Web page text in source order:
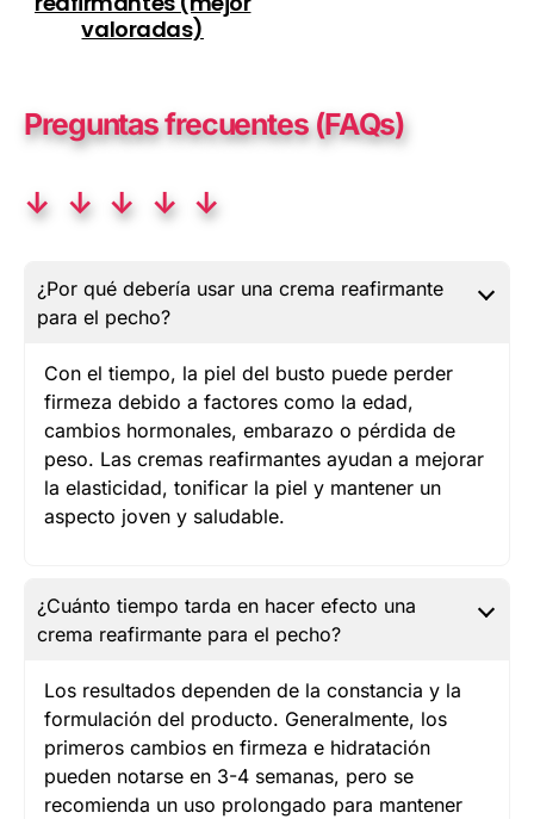
valoradas)
Preguntas frecuentes (FAQs)
↓ ↓ ↓ ↓ ↓
¿Por qué debería usar una crema reafirmante
para el pecho?
Con el tiempo, la piel del busto puede perder
firmeza debido a factores como la edad,
cambios hormonales, embarazo o pérdida de
peso. Las cremas reafirmantes ayudan a mejorar
la elasticidad, tonificar la piel y mantener un
aspecto joven y saludable.
¿Cuánto tiempo tarda en hacer efecto una
crema reafirmante para el pecho?
Los resultados dependen de la constancia y la
formulación del producto. Generalmente, los
primeros cambios en firmeza e hidratación
pueden notarse en 3-4 semanas, pero se
recomienda un uso prolongado para mantener